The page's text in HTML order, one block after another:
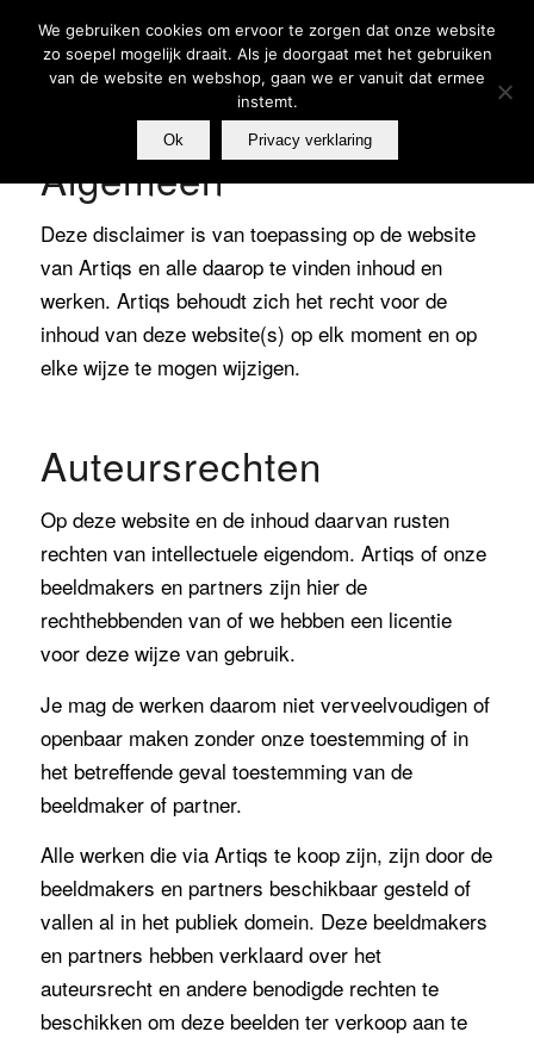
Algemeen
Deze disclaimer is van toepassing op de website
van Artiqs en alle daarop te vinden inhoud en
werken. Artiqs behoudt zich het recht voor de
inhoud van deze website(s) op elk moment en op
elke wijze te mogen wijzigen.
Auteursrechten
Op deze website en de inhoud daarvan rusten
rechten van intellectuele eigendom. Artiqs of onze
beeldmakers en partners zijn hier de
rechthebbenden van of we hebben een licentie
voor deze wijze van gebruik.
Je mag de werken daarom niet verveelvoudigen of
openbaar maken zonder onze toestemming of in
het betreffende geval toestemming van de
beeldmaker of partner.
Alle werken die via Artiqs te koop zijn, zijn door de
beeldmakers en partners beschikbaar gesteld of
vallen al in het publiek domein. Deze beeldmakers
en partners hebben verklaard over het
auteursrecht en andere benodigde rechten te
beschikken om deze beelden ter verkoop aan te
We gebruiken cookies om ervoor te zorgen dat onze website
zo soepel mogelijk draait. Als je doorgaat met het gebruiken
van de website en webshop, gaan we er vanuit dat ermee
instemt.
Ok Privacy verklaring